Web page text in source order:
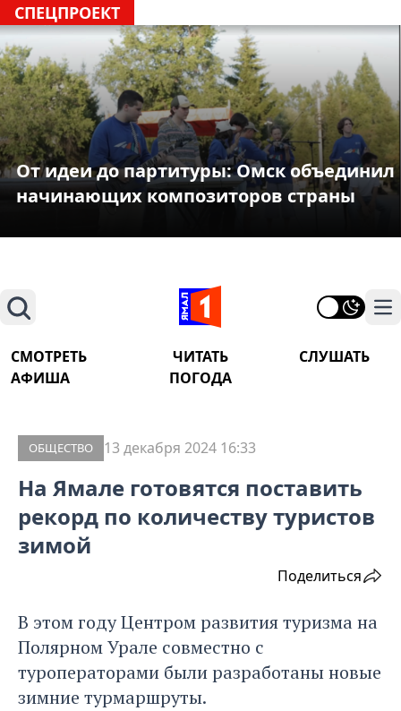
СПЕЦПРОЕКТ
От идеи до партитуры: Омск объединил
начинающих композиторов страны
Поиск
СМОТРЕТЬ ЧИТАТЬ
СЛУШАТЬ
АФИША
ПОГОДА
ОБЩЕСТВО 13 декабря 2024 16:33
На Ямале готовятся поставить
рекорд по количеству туристов
зимой
Поделиться
В этом году Центром развития туризма на
Полярном Урале совместно с
туроператорами были разработаны новые
зимние турмаршруты.